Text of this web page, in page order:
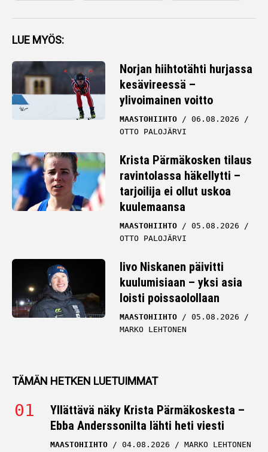
LUE MYÖS:
Norjan hiihtotähti hurjassa
kesävireessä –
ylivoimainen voitto
MAASTOHIIHTO
06.08.2026
OTTO PALOJÄRVI
Krista Pärmäkosken tilaus
ravintolassa häkellytti –
tarjoilija ei ollut uskoa
kuulemaansa
MAASTOHIIHTO
05.08.2026
OTTO PALOJÄRVI
Iivo Niskanen päivitti
kuulumisiaan – yksi asia
loisti poissaolollaan
MAASTOHIIHTO
05.08.2026
MARKO LEHTONEN
TÄMÄN HETKEN LUETUIMMAT
Yllättävä näky Krista Pärmäkoskesta –
Ebba Anderssonilta lähti heti viesti
MAASTOHIIHTO 04.08.2026 MARKO LEHTONEN